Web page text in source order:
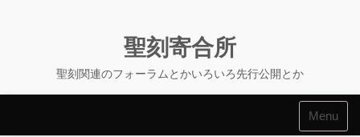
聖刻寄合所
聖刻関連のフォーラムとかいろいろ先行公開とか
Menu